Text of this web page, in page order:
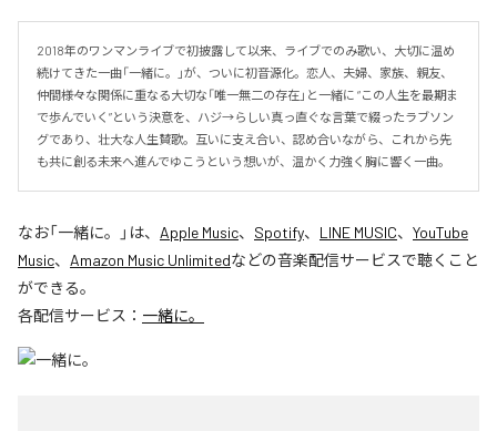
2018年のワンマンライブで初披露して以来、ライブでのみ歌い、大切に温め
続けてきた一曲「一緒に。」が、ついに初音源化。恋人、夫婦、家族、親友、
仲間――様々な関係に重なる大切な「唯一無二の存在」と一緒に “この人生を最期ま
で歩んでいく”という決意を、ハジ→らしい真っ直ぐな言葉で綴ったラブソン
グであり、壮大な人生賛歌。互いに支え合い、認め合いながら、これから先
も共に創る未来へ進んでゆこうという想いが、温かく力強く胸に響く一曲。
なお「一緒に。 」は、 Apple Music、 Spotify、 LINE MUSIC、 YouTube
Music、 Amazon Music Unlimitedなどの音楽配信サービスで聴くこと
ができる。
各配信サービス： 一緒に。